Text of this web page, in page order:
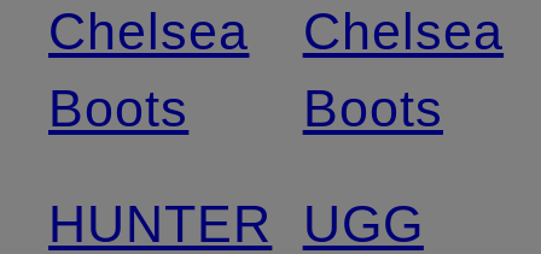
Chelsea
Boots
HUNTER
Chelsea
Boots
UGG